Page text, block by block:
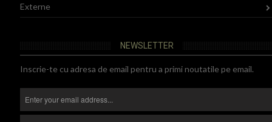
Externe
NEWSLETTER
Inscrie-te cu adresa de email pentru a primi noutatile pe email.